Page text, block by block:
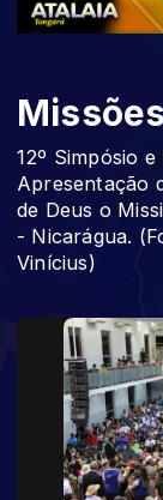
12º Simpósio
Apresentação
de Deus o
- Nicarágua.
Vinícius)